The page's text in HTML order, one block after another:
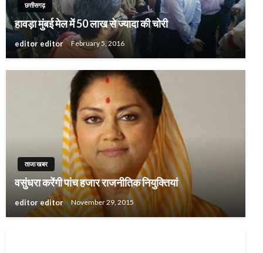
छत्तीसगढ़
हावड़ा मुंबई मेल में 50 लाख से ज्यादा की चोरी
editor editor February 5, 2016
ताजा खबर
वसुंधरा करेंगी पांच हजार राजनीतिक नियुक्तियां
editor editor November 29, 2015